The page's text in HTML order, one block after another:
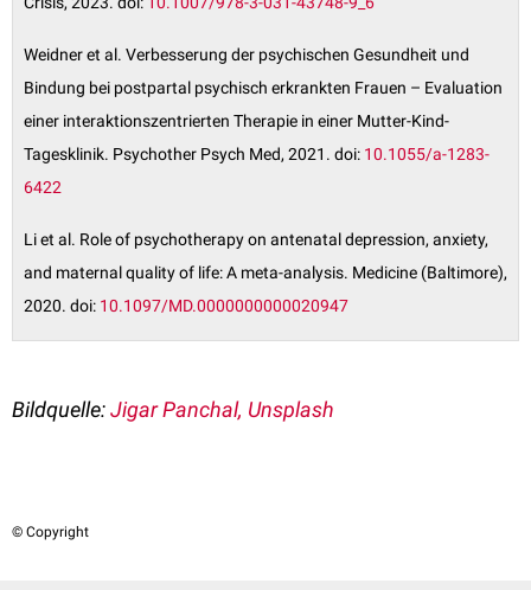
Weidner et al. Verbesserung der psychischen Gesundheit und
Bindung bei postpartal psychisch erkrankten Frauen – Evaluation
einer interaktionszentrierten Therapie in einer Mutter-Kind-
Tagesklinik. Psychother Psych Med, 2021. doi: 10.1055/a-1283-
6422
Li et al. Role of psychotherapy on antenatal depression, anxiety,
and maternal quality of life: A meta-analysis. Medicine (Baltimore),
2020. doi: 10.1097/MD.0000000000020947
Bildquelle:Jigar Panchal, Unsplash
© Copyright